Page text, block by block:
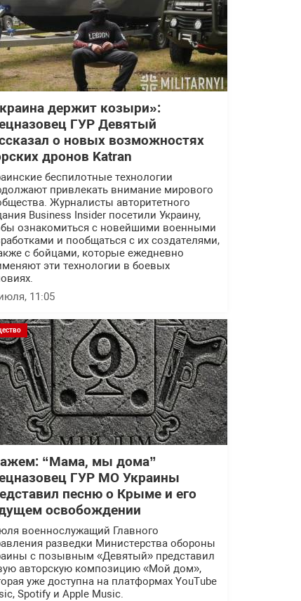
держит козыри»:
ГУР Девятый
о новых возможностях
дронов Katran
беспилотные технологии
привлекать внимание мирового
Журналисты авторитетного
Business Insider посетили Украину,
ознакомиться с новейшими военными
и пообщаться с их создателями,
с бойцами, которые ежедневно
эти технологии в боевых
11:05
“Мама, мы дома”
ГУР МО Украины
песню о Крыме и его
освобождении
военнослужащий Главного
разведки Министерства обороны
с позывным «Девятый» представил
авторскую композицию «Мой дом»,
уже доступна на платформах YouTube
Spotify и Apple Music.